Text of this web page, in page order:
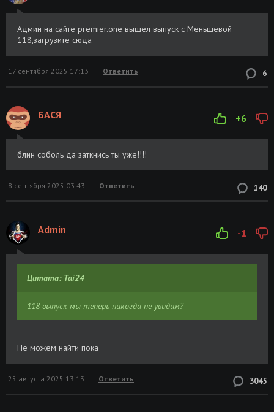
Админ на сайте premier.one вышел выпуск с Меньшевой
118,загрузите сюда
6
17 сентября 2025 17:13 Ответить
+6
БАСЯ
блин соболь да заткнись ты уже!!!!
140
8 сентября 2025 03:43 Ответить
-1
Admin
Цитата: Tai24
118 выпуск мы теперь никогда не увидим?
Не можем найти пока
3045
25 августа 2025 13:13 Ответить